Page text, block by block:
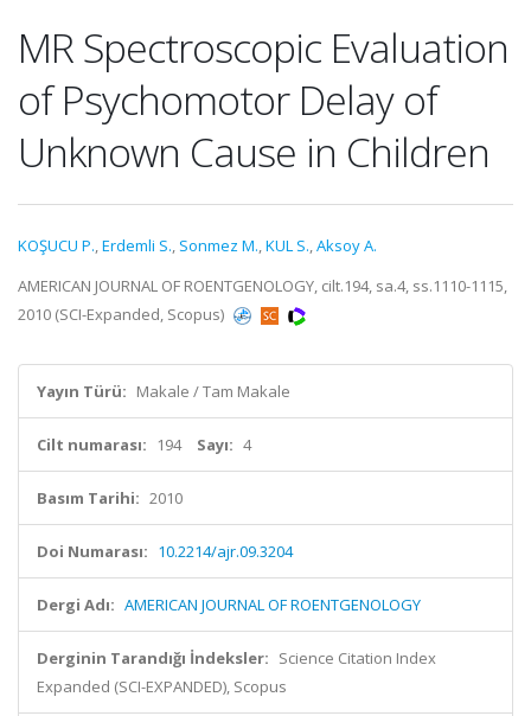
MR Spectroscopic Evaluation
of Psychomotor Delay of
Unknown Cause in Children
KOŞUCU P.,Erdemli S., Sonmez M.,KUL S.,Aksoy A.
AMERICAN JOURNAL OF ROENTGENOLOGY, cilt.194, sa.4, ss.1110-1115,
2010 (SCI-Expanded, Scopus)
Yayın Türü: Makale / Tam Makale
Cilt numarası: 194 Sayı: 4
Basım Tarihi: 2010
Doi Numarası: 10.2214/ajr.09.3204
Dergi Adı: AMERICAN JOURNAL OF ROENTGENOLOGY
Derginin Tarandığı İndeksler: Science Citation Index
Expanded (SCI-EXPANDED), Scopus